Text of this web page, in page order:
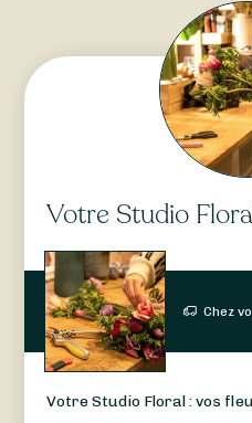
Votre Studio
Chez
Votre Studio Floral : vos